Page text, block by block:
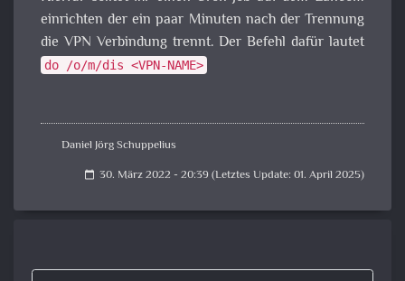
einrichten der ein paar Minuten nach der Trennung
die VPN Verbindung trennt. Der Befehl dafür lautet
do /o/m/dis <VPN-NAME>
Daniel Jörg Schuppelius
calendar_today 30. März 2022 - 20:39 (Letztes Update: 01. April 2025)